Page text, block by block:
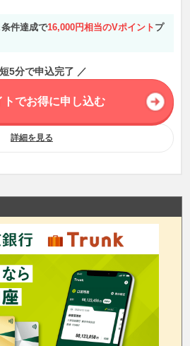
件達成で16,000円相当のVポイント プ
5分で申込完了 ／
トでお得に申し込む
詳細を見る